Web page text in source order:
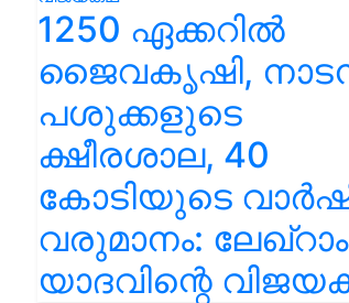
1250 ഏക്കറിൽ
ജൈവകൃഷി,
പശുക്കളുടെ
ക്ഷീരശാല, 40
കോടിയുടെ
വരുമാനം: ലേഖ്‌റാം
യാദവിന്റെ